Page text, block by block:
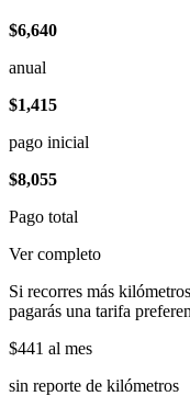
$6,640
anual
$1,415
pago inicial
$8,055
Pago total
Ver completo
Si recorres más
pagarás una tarifa
$441 al mes
sin reporte de kilómetros